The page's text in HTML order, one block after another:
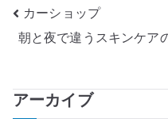
投
稿
ナ
ビ
カーショップ
朝と夜で違うスキンケア
アーカイブ